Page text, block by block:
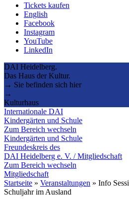
Tickets kaufen
English
Facebook
Instagram
YouTube
LinkedIn
DAI Heidelberg.
Das Haus der Kultur.
→ Sie befinden sich hier
→
Kulturhaus
Internationale DAI
Kindergärten und Schule
Zum Bereich wechseln
Kindergärten und Schule
Freundeskreis des
DAI Heidelberg e. V. / Mitgliedschaft
Zum Bereich wechseln
Mitgliedschaft
Startseite » Veranstaltungen » Info
Schuljahr im Ausland